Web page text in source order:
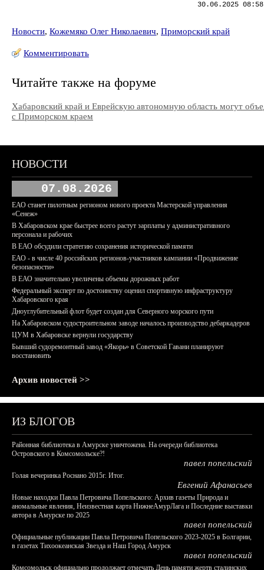
30.06.2025
Новости, Кожемяко Олег Николаевич, Приморский край
Комментировать
Читайте также на форуме
Хабаровский край и Еврейскую автономную область могут
с Приморском краем
НОВОСТИ
07.08.2026
ЕАО станет пилотным регионом нового проекта Мастерской управления
«Сенеж»
В Хабаровском крае быстрее всего растут зарплаты у административного
персонала и рабочих
В ЕАО обсудили стратегию сохранения исторической памяти
ЕАО - в числе 40 российских регионов-участников кампании «Продвижение
безопасности»
В ЕАО значительно увеличены объемы дорожных работ
Федеральный эксперт по достоинству оценил спортивную инфраструктуру
Хабаровского края
Дноуглубительный флот будет создан для Северного морского пути
На Хабаровском судостроительном заводе началось производство дебаркадеров
ЦУМ в Хабаровске вернули государству
Бывший судоремонтный завод «Якорь» в Советской Гавани планируют
восстановить
Архив новостей >>
ИЗ БЛОГОВ
Районная библиотека в Амурске уничтожена. На очереди библиотека
Островского в Комсомольске?!
павел попельский
Голая вечеринка Роснано 2015г. Итог.
Евгений Афанасьев
Новые находки Павла Петровича Попельского: Архив газеты Природа и
аномальные явления, Неизвестная карта НижнеАмурЛага и Последние выставки
автора в Амурске по 2025
павел попельский
Официальные публикации Павла Петровича Попельского 2023-2025 в Болгарии,
в газетах Тихоокеанская Звезда и Наш Город Амурск
павел попельский
Комсомольск официально продолжает отмечать День памяти жертв сталинских